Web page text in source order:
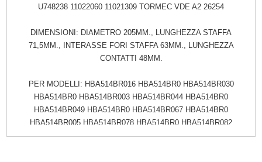
U748238 11022060 11021309 TORMEC VDE A2 26254
DIMENSIONI: DIAMETRO 205MM., LUNGHEZZA STAFFA
71,5MM., INTERASSE FORI STAFFA 63MM., LUNGHEZZA
CONTATTI 48MM.
PER MODELLI: HBA514BR016 HBA514BR0 HBA514BR030
HBA514BR0 HBA514BR003 HBA514BR044 HBA514BR0
HBA514BR049 HBA514BR0 HBA514BR067 HBA514BR0
HBA514BR005 HBA514BR078 HBA514BR0 HBA514BR082
HBA514BR0 HBA514BR044 HBA514BR0 HBA514BR003